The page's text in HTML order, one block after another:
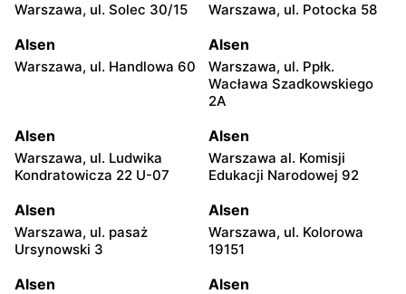
Warszawa, ul. Solec 30/15 Warszawa, ul. Potocka 58
Alsen
Warszawa, ul. Handlowa 60
Alsen
Warszawa, ul. Ppłk.
Wacława Szadkowskiego
2A
Alsen
Warszawa, ul. Ludwika
Kondratowicza 22 U-07
Alsen
Warszawa al. Komisji
Edukacji Narodowej 92
Alsen
Warszawa, ul. pasaż
Ursynowski 3
Alsen
Warszawa, ul. Kolorowa
19151
Alsen Alsen